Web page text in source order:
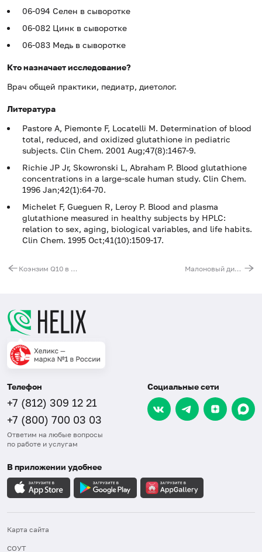
06-094 Селен в сыворотке
06-082 Цинк в сыворотке
06-083 Медь в сыворотке
Кто назначает исследование?
Врач общей практики, педиатр, диетолог.
Литература
Pastore A, Piemonte F, Locatelli M. Determination of blood
total, reduced, and oxidized glutathione in pediatric
subjects. Clin Chem. 2001 Aug;47(8):1467-9.
Richie JP Jr, Skowronski L, Abraham P. Blood glutathione
concentrations in a large-scale human study. Clin Chem.
1996 Jan;42(1):64-70.
Michelet F, Gueguen R, Leroy P. Blood and plasma
glutathione measured in healthy subjects by HPLC:
relation to sex, aging, biological variables, and life habits.
Clin Chem. 1995 Oct;41(10):1509-17.
Коэнзим Q10 в крови Малоновый диальдегид в крови
Телефон
+7 (812) 309 12 21
+7 (800) 700 03 03
Ответим на любые вопросы
по работе и услугам
Социальные сети
В приложении удобнее
Карта сайта
СОУТ